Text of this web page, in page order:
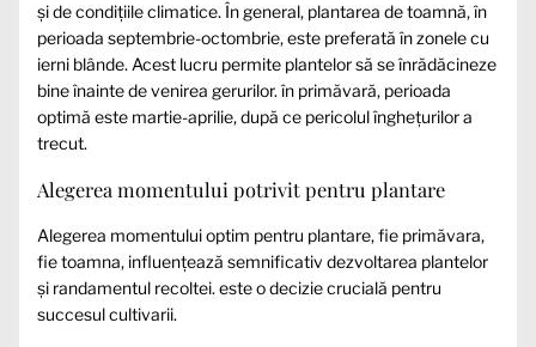
și de condițiile climatice. În general, plantarea de toamnă, în
perioada septembrie-octombrie, este preferată în zonele cu
ierni blânde. Acest lucru permite plantelor să se înrădăcineze
bine înainte de venirea gerurilor. în primăvară, perioada
optimă este martie-aprilie, după ce pericolul înghețurilor a
trecut.
Alegerea momentului potrivit pentru plantare
Alegerea momentului optim pentru plantare, fie primăvara,
fie toamna, influențează semnificativ dezvoltarea plantelor
și randamentul recoltei. este o decizie crucială pentru
succesul cultivarii.